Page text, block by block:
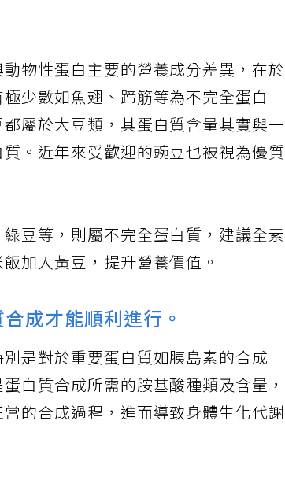
物性蛋白主要的營養成分差異，在於
少數如魚翅、蹄筋等為不完全蛋白
屬於大豆類，其蛋白質含量其實與一
。近年來受歡迎的豌豆也被視為優質
豆等，則屬不完全蛋白質，建議全素
加入黃豆，提升營養價值。
成才能順利進行。
是對於重要蛋白質如胰島素的合成
白質合成所需的胺基酸種類及含量，
的合成過程，進而導致身體生化代謝